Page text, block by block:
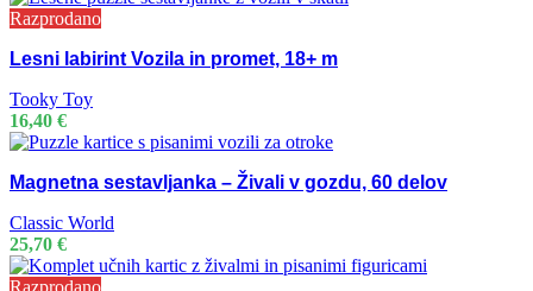
Razprodano
Lesni labirint Vozila in promet, 18+ m
Tooky Toy
16,40 €
Magnetna sestavljanka – Živali v gozdu, 60 delov
Classic World
25,70 €